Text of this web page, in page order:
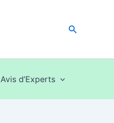
Avis d’Experts